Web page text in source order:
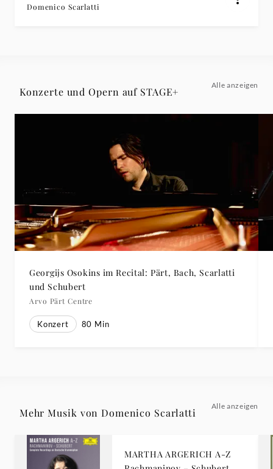
Domenico Scarlatti
Konzerte und Opern auf STAGE+
Alle anzeigen
Georgijs Osokins im Recital: Pärt, Bach, Scarlatti
und Schubert
Arvo Pärt Centre
Konzert 80 Min
Mehr Musik von Domenico Scarlatti
Alle anzeigen
MARTHA ARGERICH A-Z